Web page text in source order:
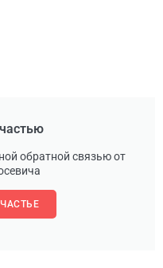
обратной связью от